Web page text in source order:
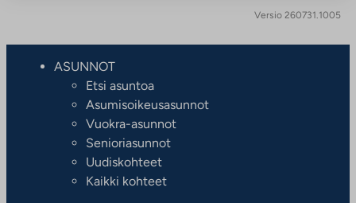
Versio 260731.1005
ASUNNOT
Etsi asuntoa
Asumisoikeusasunnot
Vuokra-asunnot
Senioriasunnot
Uudiskohteet
Kaikki kohteet